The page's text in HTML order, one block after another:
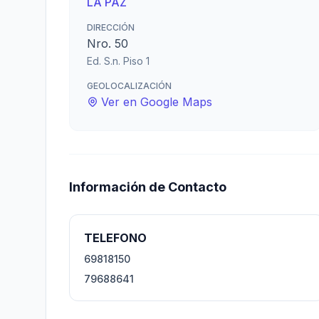
DIRECCIÓN
Nro. 50
Ed. S.n. Piso 1
GEOLOCALIZACIÓN
Ver en Google Maps
Información de Contacto
TELEFONO
69818150
79688641